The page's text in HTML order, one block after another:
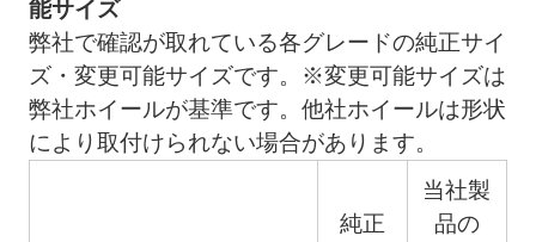
能サイズ
弊社で確認が取れている各グレードの純正サイ
ズ・変更可能サイズです。※変更可能サイズは
弊社ホイールが基準です。他社ホイールは形状
により取付けられない場合があります。
純正
当社製
品の